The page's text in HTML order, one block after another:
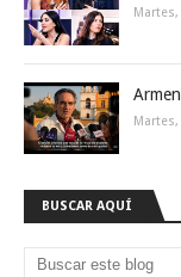
BUSCAR AQUÍ